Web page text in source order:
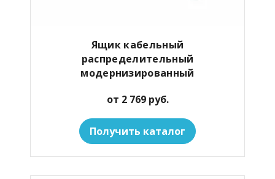
Ящик кабельный
распределительный
модернизированный
от 2 769 руб.
Получить каталог